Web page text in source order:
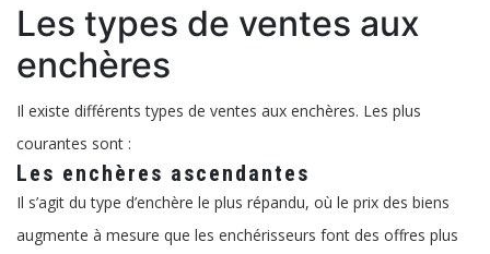
Les types de ventes aux
enchères
Il existe différents types de ventes aux enchères. Les plus
courantes sont :
Les enchères ascendantes
Il s’agit du type d’enchère le plus répandu, où le prix des biens
augmente à mesure que les enchérisseurs font des offres plus